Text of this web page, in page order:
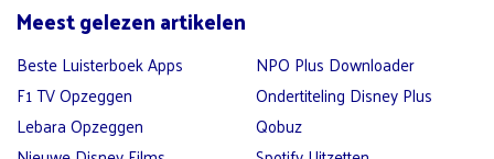
Meest gelezen artikelen
Beste Luisterboek Apps
F1 TV Opzeggen
Lebara Opzeggen
NPO Plus Downloader
Ondertiteling Disney Plus
Qobuz